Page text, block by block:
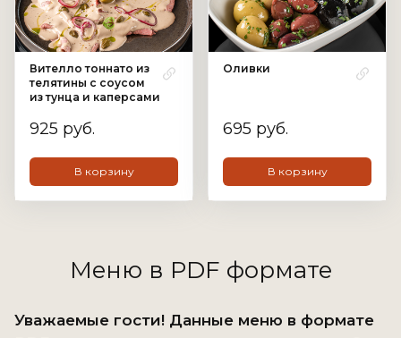
Вителло тоннато из
телятины с соусом
из тунца и каперсами
925 руб.
В корзину
Оливки
695 руб.
В корзину
Меню в PDF формате
Уважаемые гости! Данные меню в формате